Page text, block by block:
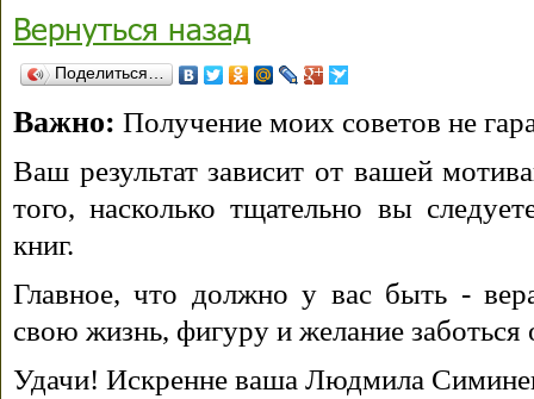
Вернуться назад
Поделиться…
Важно: Получение моих советов не
Ваш результат зависит от вашей
того, насколько тщательно вы
книг.
Главное, что должно у вас быть -
свою жизнь, фигуру и желание заботься
Удачи! Искренне ваша Людмила